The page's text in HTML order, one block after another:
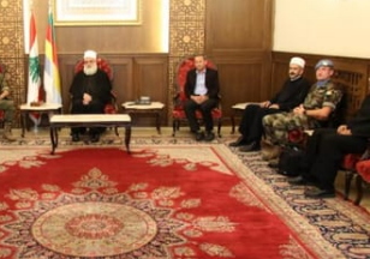
فن
منوعات رياضة
كأس العالم
البرامج